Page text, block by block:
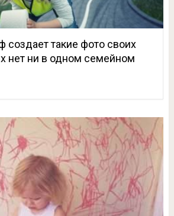
создает такие фото своих
нет ни в одном семейном